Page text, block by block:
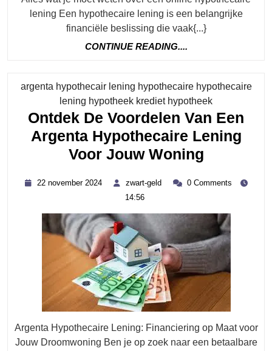
lening Een hypothecaire lening is een belangrijke
financiële beslissing die vaak{...}
CONTINUE READING....
argenta hypothecair lening hypothecaire hypothecaire
lening hypotheek krediet hypotheekCategory
Ontdek De Voordelen Van Een
Argenta Hypothecaire Lening
Voor Jouw WoningOntdek
Een
Argenta
Lening
Voor
Jouw
Woning
22 november 2024
november
zwart-geld
zwart- 0 Comments
14:56
Argenta Hypothecaire Lening: Financiering op Maat voor
Jouw Droomwoning Ben je op zoek naar een betaalbare